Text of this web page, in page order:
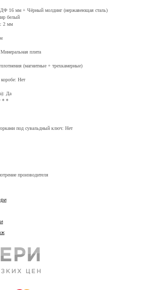
16 мм + Чёрный молдинг (нержавеющая сталь)
белый
2 мм
плита
(магнитные + трехкамерные)
Нет
Да
* *
под сувальдный ключ: Нет
производителя